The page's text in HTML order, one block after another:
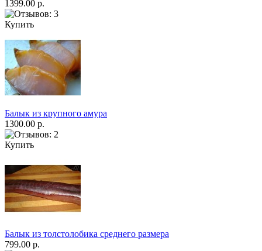
1399.00 р.
Купить
Балык из крупного амура
1300.00 р.
Купить
Балык из толстолобика среднего размера
799.00 р.